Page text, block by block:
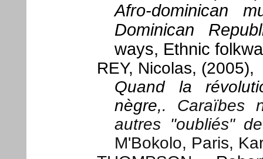
Afro-dominican
Dominican
ways, Ethnic
REY, Nicolas, (2005),
Quand la
nègre,. Caraïbes
autres "oubliés"
M'Bokolo, Paris,